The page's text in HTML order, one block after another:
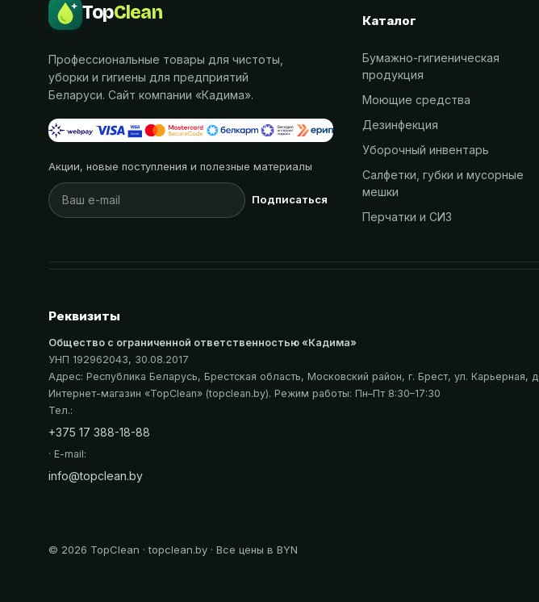
TopClean
Профессиональные товары для чистоты,
уборки и гигиены для предприятий
Беларуси. Сайт компании «Кадима».
Акции, новые поступления и полезные материалы
Подписаться
Каталог
Бумажно-гигиеническая
продукция
Моющие средства
Дезинфекция
Уборочный инвентарь
Салфетки, губки и мусорные
мешки
Перчатки и СИЗ
Реквизиты
Общество с ограниченной ответственностью «Кадима»
УНП 192962043, 30.08.2017
Адрес: Республика Беларусь, Брестская область, Московский район, г. Брест, ул. Карьерная,
Интернет-магазин «TopClean» (topclean.by). Режим работы: Пн–Пт 8:30–17:30
Тел.:
+375 17 388-18-88
· E-mail:
info@topclean.by
© 2026 TopClean · topclean.by · Все цены в BYN